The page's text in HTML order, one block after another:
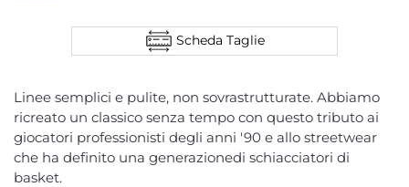
Scheda Taglie
Linee semplici e pulite, non sovrastrutturate. Abbiamo
ricreato un classico senza tempo con questo tributo ai
giocatori professionisti degli anni '90 e allo streetwear
che ha definito una generazionedi schiacciatori di
basket.